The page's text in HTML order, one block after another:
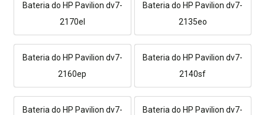
Bateria do HP Pavilion dv7-
2170el
Bateria do HP Pavilion dv7-
2135eo
Bateria do HP Pavilion dv7-
2160ep
Bateria do HP Pavilion dv7-
2140sf
Bateria do HP Pavilion dv7-
Bateria do HP Pavilion dv7-